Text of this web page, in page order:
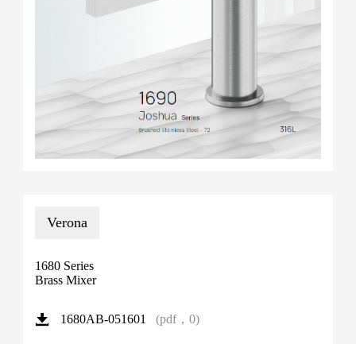
Verona
1680 Series
Brass Mixer
1680AB-051601 (pdf，0)